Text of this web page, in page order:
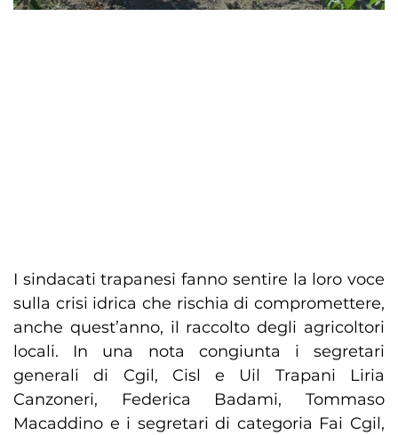
I sindacati trapanesi fanno sentire la loro voce
sulla crisi idrica che rischia di compromettere,
anche quest’anno, il raccolto degli agricoltori
locali. In una nota congiunta i segretari
generali di Cgil, Cisl e Uil Trapani Liria
Canzoneri, Federica Badami, Tommaso
Macaddino e i segretari di categoria Fai Cgil,